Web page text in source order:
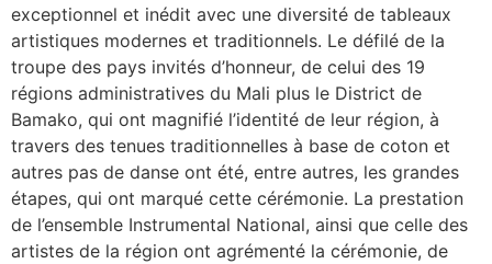
exceptionnel et inédit avec une diversité de tableaux
artistiques modernes et traditionnels. Le défilé de la
troupe des pays invités d’honneur, de celui des 19
régions administratives du Mali plus le District de
Bamako, qui ont magnifié l’identité de leur région, à
travers des tenues traditionnelles à base de coton et
autres pas de danse ont été, entre autres, les grandes
étapes, qui ont marqué cette cérémonie. La prestation
de l’ensemble Instrumental National, ainsi que celle des
artistes de la région ont agrémenté la cérémonie, de